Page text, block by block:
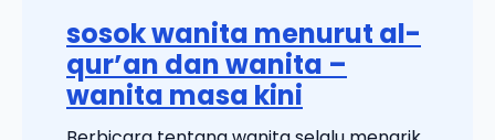
sosok wanita menurut al-
qur’an dan wanita –
wanita masa kini